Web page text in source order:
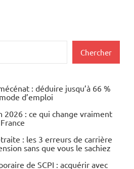
Chercher
: déduire jusqu’à 66 %
d’emploi
2026 : ce qui change vraiment
: les 3 erreurs de carrière
sans que vous le sachiez
de SCPI : acquérir avec